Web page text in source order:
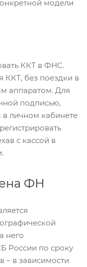
модели
ККТ в ФНС.
ККТ, без поездки в
аппаратом. Для
подписью,
в личном кабинете
с кассой в
ФН
него
России по сроку
– в зависимости